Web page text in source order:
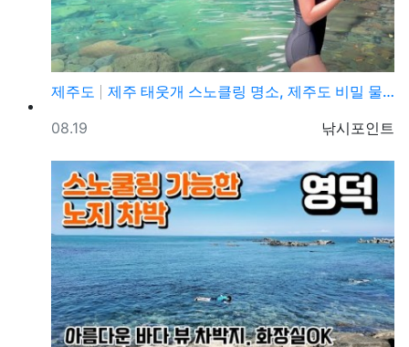
제주도
제주 태웃개 스노클링 명소, 제주도 비밀 물놀이 스팟 …
등록자
낚시포인트
등록일
08.19